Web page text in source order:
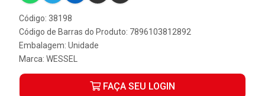
Código: 38198
Código de Barras do Produto: 7896103812892
Embalagem: Unidade
Marca: WESSEL
FAÇA SEU LOGIN